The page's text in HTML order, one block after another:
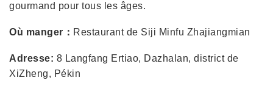
gourmand pour tous les âges.
Où manger： Restaurant de Siji Minfu Zhajiangmian
Adresse: 8 Langfang Ertiao, Dazhalan, district de
XiZheng, Pékin